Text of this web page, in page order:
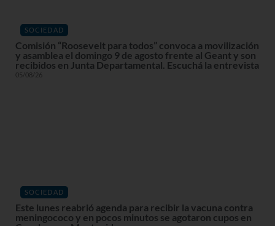
SOCIEDAD
Comisión “Roosevelt para todos” convoca a movilización
y asamblea el domingo 9 de agosto frente al Geant y son
recibidos en Junta Departamental. Escuchá la entrevista
05/08/26
SOCIEDAD
Este lunes reabrió agenda para recibir la vacuna contra
meningococo y en pocos minutos se agotaron cupos en